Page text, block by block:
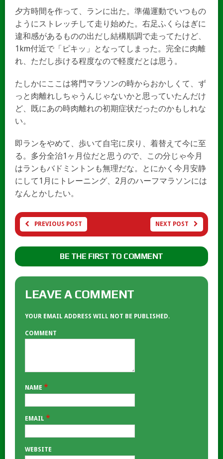
夕方時間を作って、ランに出た。準備運動でいつもの
ようにストレッチして走り始めた。右足ふくらはぎに
違和感があるものの出だし結構順調で走ってたけど、
1km付近で「ピキッ」となってしまった。完全に肉離
れ、ただし歩ける程度なので軽度だとは思う。
たしかにここは将門マラソンの時からおかしくて、ず
っと肉離れしちゃうんじゃないかと思っていたんだけ
ど、既にあの時肉離れの初期症状だったのかもしれな
い。
即ランをやめて、歩いて自宅に戻り、着替えて今に至
る。多分全治1ヶ月位だと思うので、この分じゃ今月
はランもバドミントンも無理だな。とにかく今月安静
にして1月にトレーニング、2月のハーフマラソンには
なんとかしたい。
PREVIOUS POST NEXT POST
BE THE FIRST TO COMMENT
LEAVE A COMMENT
YOUR EMAIL ADDRESS WILL NOT BE PUBLISHED.
COMMENT
NAME *
EMAIL *
WEBSITE